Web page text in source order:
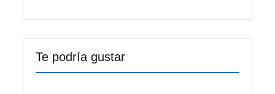
Te podría gustar